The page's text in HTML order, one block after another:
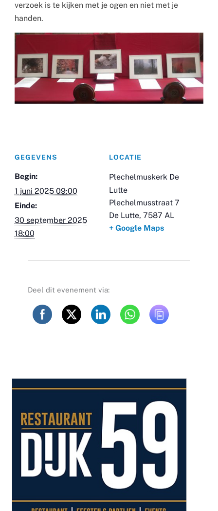
verzoek is te kijken met je ogen en niet met je
handen.
GEGEVENS
Begin:
1 juni 2025 09:00
Einde:
30 september 2025
18:00
LOCATIE
Plechelmuskerk De
Lutte
Plechelmusstraat 7
De Lutte, 7587 AL
+ Google Maps
Deel dit evenement via: